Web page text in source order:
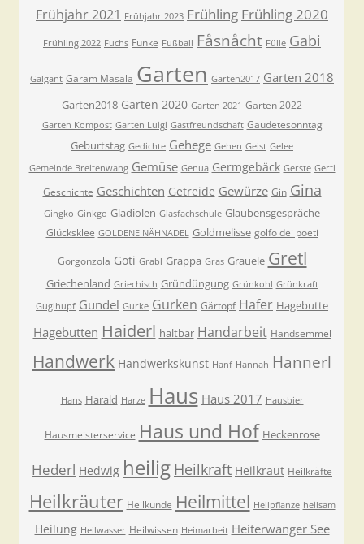
Frühjahr 2021 Frühjahr 2023 Frühling Frühling 2020
Frühling 2022 Fuchs Funke Fußball Fåsnåcht Fülle Gabi
Galgant Garam Masala Garten Garten2017 Garten 2018
Garten2018 Garten 2020 Garten 2021 Garten 2022
Garten Kompost Garten Luigi Gastfreundschaft Gaudetesonntag
Geburtstag Gedichte Gehege Gehen Geist Gelee
Gemeinde Breitenwang Gemüse Genua Germgebäck Gerste Gerti
Geschichte Geschichten Getreide Gewürze Gin Gina
Gingko Ginkgo Gladiolen Glasfachschule Glaubensgespräche
Glücksklee GOLDENE NÄHNADEL Goldmelisse golfo dei poeti
Gorgonzola Goti Grabl Grappa Gras Grauele Gretl
Griechenland Griechisch Gründüngung Grünkohl Grünkraft
Guglhupf Gundel Gurke Gurken Gärtopf Hafer Hagebutte
Hagebutten Haiderl haltbar Handarbeit Handsemmel
Handwerk Handwerkskunst Hanf Hannah Hannerl
Hans Harald Harze Haus Haus 2017 Hausbier
Hausmeisterservice Haus und Hof Heckenrose
Hederl Hedwig heilig Heilkraft Heilkraut Heilkräfte
Heilkräuter Heilkunde Heilmittel Heilpflanze heilsam
Heilung Heilwasser Heilwissen Heimarbeit Heiterwanger See